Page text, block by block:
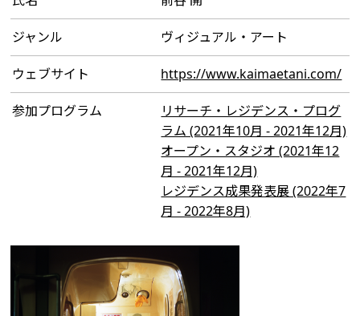
ジャンル ヴィジュアル・アート
ウェブサイト https://www.kaimaetani.com/
参加プログラム
リサーチ・レジデンス・プログ
ラム (2021年10月 - 2021年12月)
オープン・スタジオ (2021年12
月 - 2021年12月)
レジデンス成果発表展 (2022年7
月 - 2022年8月)